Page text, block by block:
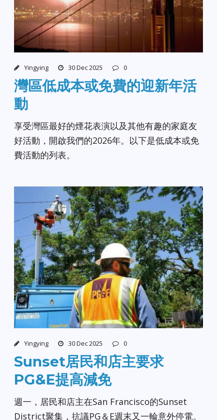
Yingying 30 Dec 2025 0
灣區低成本或免費的迎新年活
動
享受灣區最好的煙花表演以及其他有趣的家庭友
好活動，開啟我們的2026年。以下是低成本或免
費活動的列表。
Yingying 30 Dec 2025 0
Sunset居民和店主要求
PG&E提高減免
週一，居民和店主在San Francisco的Sunset
District聚集，抗議PG＆E週末又一輪意外停電。